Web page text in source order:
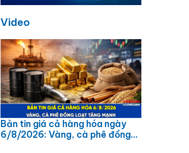
Video
Bản tin giá cả hàng hóa ngày
6/8/2026: Vàng, cà phê đồng